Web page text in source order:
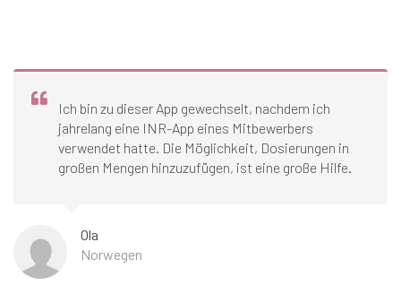
Ich bin zu dieser App gewechselt, nachdem ich
jahrelang eine INR-App eines Mitbewerbers
verwendet hatte. Die Möglichkeit, Dosierungen in
großen Mengen hinzuzufügen, ist eine große Hilfe.
Ola
Norwegen